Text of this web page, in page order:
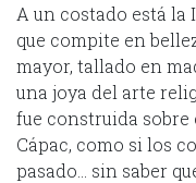
A un costado está la
que compite en
mayor, tallado en
una joya del arte
fue construida sobre
Cápac, como si los
pasado… sin saber